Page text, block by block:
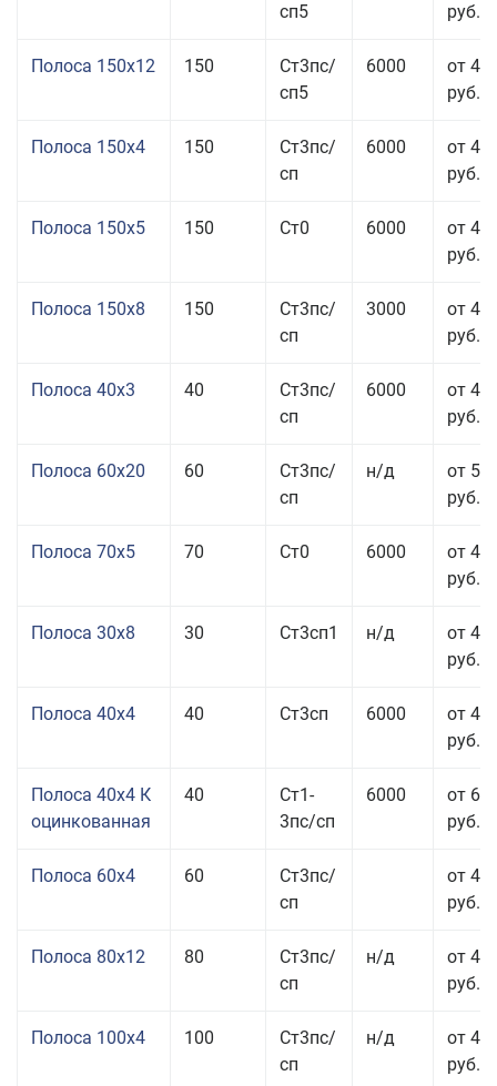
сп5
руб.
Полоса 150x12 150
Ст3пс/
сп5
6000
от 45
руб.
Полоса 150x4 150
Ст3пс/
сп
6000
от 46
руб.
Полоса 150x5 150 Ст0 6000
от 46
руб.
Полоса 150x8 150
Ст3пс/
сп
3000
от 42
руб.
Полоса 40x3 40
Ст3пс/
сп
6000
от 46
руб.
Полоса 60x20 60
Ст3пс/
сп
н/д
от 53
руб.
Полоса 70x5 70 Ст0 6000
от 45
руб.
Полоса 30x8 30 Ст3сп1 н/д
от 44
руб.
Полоса 40x4 40 Ст3сп 6000
от 43
руб.
Полоса 40x4 К
оцинкованная
40
Ст1-
3пс/сп
6000
от 68
руб.
Полоса 60x4 60
Ст3пс/
сп
от 43
руб.
Полоса 80x12 80
Ст3пс/
сп
н/д
от 46
руб.
Полоса 100x4 100
Ст3пс/
сп
н/д
от 44
руб.